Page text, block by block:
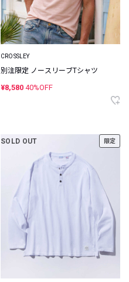
CROSSLEY
別注限定 ノースリーブTシャツ
¥8,580 40%OFF
SOLD OUT 限定